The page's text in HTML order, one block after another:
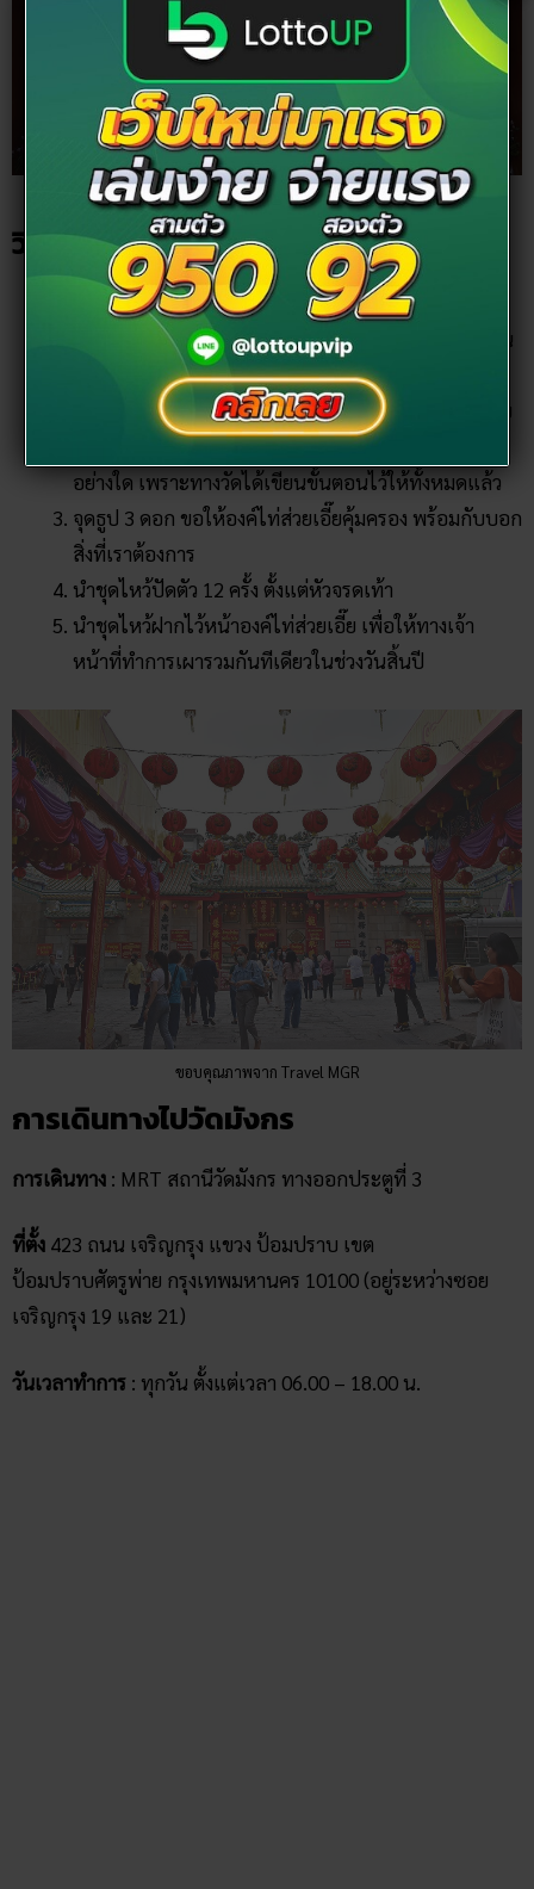
ขอบคุณภาพจาก PaiNaiDii Guide
วิธีไหว้ขอพระ แก้ชง ที่วัดมังกร
ซื้อใบแดง เพื่อเขียนชื่อ และ วันเดือนปีเกิด ราคาชุดละ
100 บาท จากนั้น ก็เดินไปหยิบ ธูป 3 ดอกด้านหน้า ก่อน
ที่จะเดินไปจุดถัดไป
นำชุดไหว้ ไปไหว้เทพเจ้าแห่งดวงชะตา หรือ องค์ไท่ส่วย
เอี๊ย ซึ่งจะตั้งอยู่ด้านใน ไม่ต้องกลัวว่าจะทำผิดพลาดแต่
อย่างใด เพราะทางวัดได้เขียนขั้นตอนไว้ให้ทั้งหมดแล้ว
จุดธูป 3 ดอก ขอให้องค์ไท่ส่วยเอี๊ยคุ้มครอง พร้อมกับบอก
สิ่งที่เราต้องการ
นำชุดไหว้ปัดตัว 12 ครั้ง ตั้งแต่หัวจรดเท้า
นำชุดไหว้ฝากไว้หน้าองค์ไท่ส่วยเอี๊ย เพื่อให้ทางเจ้า
หน้าที่ทำการเผารวมกันทีเดียวในช่วงวันสิ้นปี
ขอบคุณภาพจาก Travel MGR
การเดินทางไปวัดมังกร
การเดินทาง : MRT สถานีวัดมังกร ทางออกประตูที่ 3
ที่ตั้ง 423 ถนน เจริญกรุง แขวง ป้อมปราบ เขต
ป้อมปราบศัตรูพ่าย กรุงเทพมหานคร 10100 (อยู่ระหว่างซอย
เจริญกรุง 19 และ 21)
วันเวลาทำการ : ทุกวัน ตั้งแต่เวลา 06.00 – 18.00 น.